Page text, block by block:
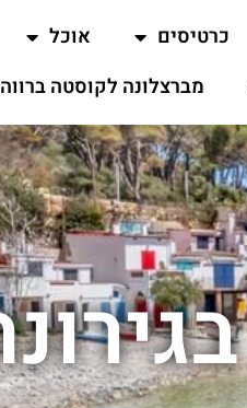
כרטיסים אוכל
מברצלונה לקוסטה ברווה